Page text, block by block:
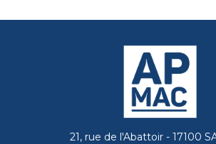
21, rue de l'Abattoir - 17100